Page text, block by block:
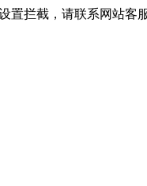
拦截，请联系网站客